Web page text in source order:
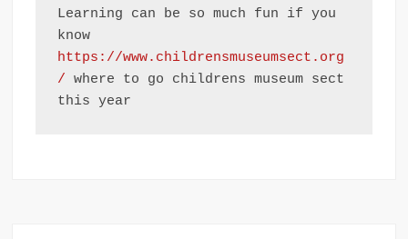
Learning can be so much fun if you
https://www.childrensmuseumsect.org
/ where to go childrens museum sect
this year